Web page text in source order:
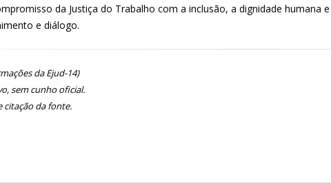
da Justiça do Trabalho com a inclusão, a dignidade
e diálogo.
da Ejud-14)
sem cunho oficial.
citação da fonte.